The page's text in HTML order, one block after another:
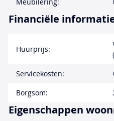
Financiële
Huurprijs:
Servicekosten:
Borgsom:
Eigenschappen